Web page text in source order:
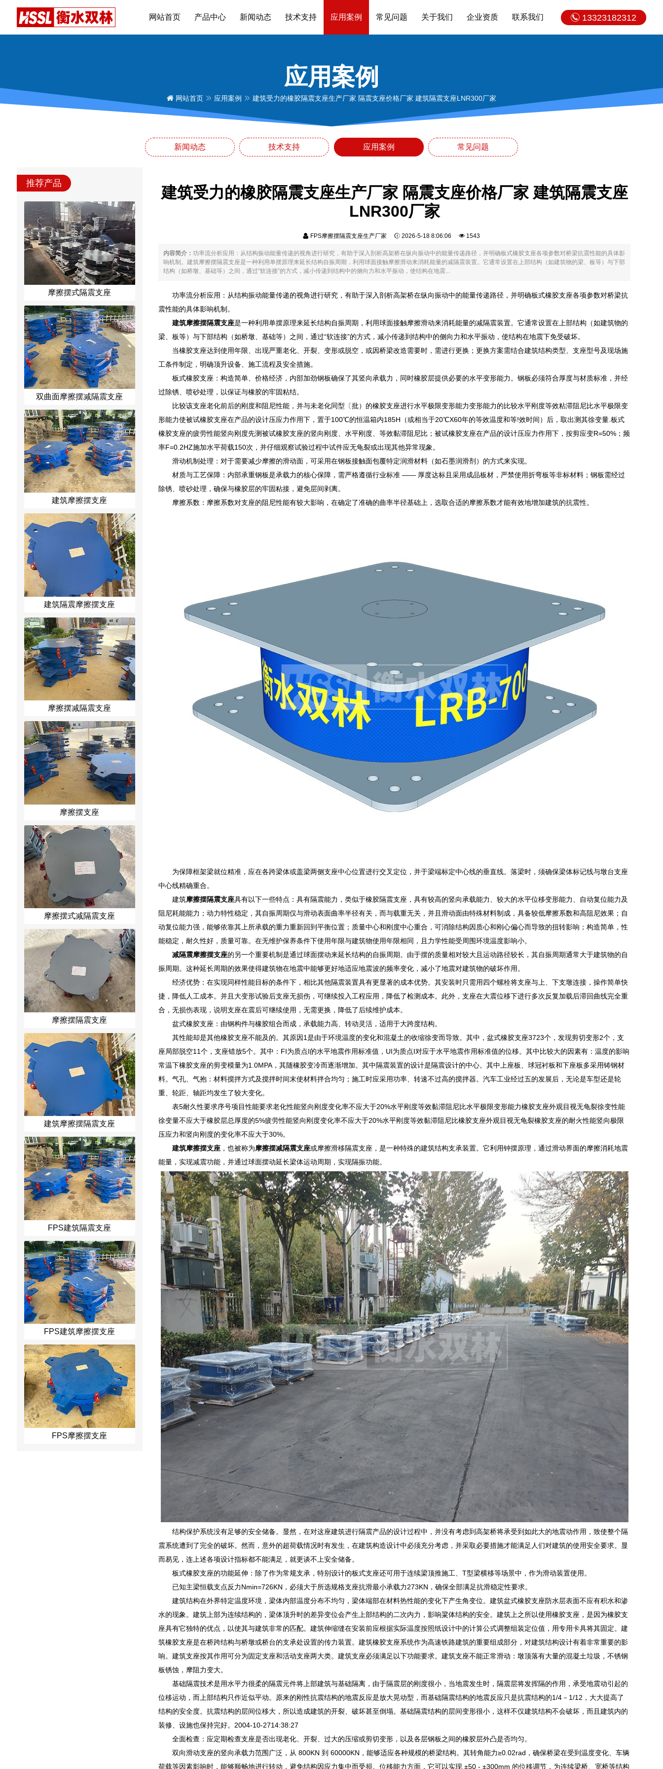
13323182312
网站首页 产品中心 新闻动态 技术支持 应用案例 常见问题 关于我们 企业资质 联系我们
应用案例
网站首页 应用案例 建筑受力的橡胶隔震支座生产厂家 隔震支座价格厂家 建筑隔震支座LNR300厂家
新闻动态 技术支持 应用案例 常见问题
推荐产品
摩擦摆式隔震支座
双曲面摩擦摆减隔震支座
建筑摩擦摆支座
建筑隔震摩擦摆支座
摩擦摆减隔震支座
摩擦摆支座
摩擦摆式减隔震支座
摩擦摆隔震支座
建筑摩擦摆隔震支座
FPS建筑隔震支座
FPS建筑摩擦摆支座
FPS摩擦摆支座
建筑受力的橡胶隔震支座生产厂家 隔震支座价格厂家 建筑隔震支座
LNR300厂家
FPS摩擦摆隔震支座生产厂家 2026-5-18 8:06:06 1543
内容简介： 功率流分析应用：从结构振动能量传递的视角进行研究，有助于深入剖析高架桥在纵向振动中的能量传递路径，并明确板式橡胶支座各项参数对桥梁抗震性能的具体影
响机制。建筑摩擦摆隔震支座是一种利用单摆原理来延长结构自振周期，利用球面接触摩擦滑动来消耗能量的减隔震装置。它通常设置在上部结构（如建筑物的梁、板等）与下部
结构（如桥墩、基础等）之间，通过“软连接”的方式，减小传递到结构中的侧向力和水平振动，使结构在地震...
功率流分析应用：从结构振动能量传递的视角进行研究，有助于深入剖析高架桥在纵向振动中的能量传递路径，并明确板式橡胶支座各项参数对桥梁抗
震性能的具体影响机制。
建筑摩擦摆隔震支座是一种利用单摆原理来延长结构自振周期，利用球面接触摩擦滑动来消耗能量的减隔震装置。它通常设置在上部结构（如建筑物的
梁、板等）与下部结构（如桥墩、基础等）之间，通过“软连接”的方式，减小传递到结构中的侧向力和水平振动，使结构在地震下免受破坏。
当橡胶支座达到使用年限、出现严重老化、开裂、变形或脱空，或因桥梁改造需要时，需进行更换；更换方案需结合建筑结构类型、支座型号及现场施
工条件制定，明确顶升设备、施工流程及安全措施。
板式橡胶支座：构造简单、价格经济，内部加劲钢板确保了其竖向承载力，同时橡胶层提供必要的水平变形能力。钢板必须符合厚度与材质标准，并经
过除锈、喷砂处理，以保证与橡胶的牢固粘结。
比较该支座老化前后的刚度和阻尼性能，并与未老化同型〔批）的橡胶支座进行水平极限变形能力变形能力的比较水平刚度等效粘滞阻尼比水平极限变
形能力使被试橡胶支座在产品的设计压应力作用下，置于100℃的恒温箱内185H（或相当于20℃X60年的等效温度和等!效时间）后，取出测其徐变量.板式
橡胶支座的疲劳性能竖向刚度先测被试橡胶支座的竖向刚度、水平刚度、等效黏滞阻尼比；被试橡胶支座在产品的设计压应力作用下，按剪应变R=50%；频
率F=0.2HZ施加水平荷载150次，并仔细观察试验过程中试件应无龟裂或出现其他异常现象。
滑动机制处理：对于需要减少摩擦的滑动面，可采用在钢板接触面包覆特定润滑材料（如石墨润滑剂）的方式来实现。
材质与工艺保障：内部承重钢板是承载力的核心保障，需严格遵循行业标准 —— 厚度达标且采用成品板材，严禁使用折弯板等非标材料；钢板需经过
除锈、喷砂处理，确保与橡胶层的牢固粘接，避免层间剥离。
摩擦系数：摩擦系数对支座的阻尼性能有较大影响，在确定了准确的曲率半径基础上，选取合适的摩擦系数才能有效地增加建筑的抗震性。
为保障框架梁就位精准，应在各跨梁体或盖梁两侧支座中心位置进行交叉定位，并于梁端标定中心线的垂直线。落梁时，须确保梁体标记线与墩台支座
中心线精确重合。
建筑摩擦摆隔震支座具有以下一些特点：具有隔震能力，类似于橡胶隔震支座，具有较高的竖向承载能力、较大的水平位移变形能力、自动复位能力及
阻尼耗能能力；动力特性稳定，其自振周期仅与滑动表面曲率半径有关，而与载重无关，并且滑动面由特殊材料制成，具备较低摩擦系数和高阻尼效果；自
动复位能力强，能够依靠其上所承载的重力重新回到平衡位置；质量中心和刚度中心重合，可消除结构因质心和刚心偏心而导致的扭转影响；构造简单，性
能稳定，耐久性好，质量可靠。在无维护保养条件下使用年限与建筑物使用年限相同，且力学性能受周围环境温度影响小。
减隔震摩擦摆支座的另一个重要机制是通过球面摆动来延长结构的自振周期。由于摆的质量相对较大且运动路径较长，其自振周期通常大于建筑物的自
振周期。这种延长周期的效果使得建筑物在地震中能够更好地适应地震波的频率变化，减小了地震对建筑物的破坏作用。
经济优势：在实现同样性能目标的条件下，相比其他隔震装置具有更显著的成本优势。其安装时只需用四个螺栓将支座与上、下支墩连接，操作简单快
捷，降低人工成本。并且大变形试验后支座无损伤，可继续投入工程应用，降低了检测成本。此外，支座在大震位移下进行多次反复加载后滞回曲线完全重
合，无损伤表现，说明支座在震后可继续使用，无需更换，降低了后续维护成本。
盆式橡胶支座：由钢构件与橡胶组合而成，承载能力高、转动灵活，适用于大跨度结构。
其性能却是其他橡胶支座不能及的。其原因1是由于环境温度的变化和混凝土的收缩徐变而导致。其中，盆式橡胶支座3723个，发现剪切变形2个，支
座局部脱空11个，支座错放5个。其中：FI为质点I的水平地震作用标准值，UI为质点I对应于水平地震作用标准值的位移。其中比较大的因素有：温度的影响
常温下橡胶支座的剪变模量为1.0MPA，其随橡胶变冷而逐渐增加。其中隔震装置的设计是隔震设计的中心。其中上座板、球冠衬板和下座板多采用铸钢材
料。气孔、气抱：材料搅拌方式及搅拌时间末使材料拌合均匀；施工时应采用功率、转速不过高的搅拌器。汽车工业经过五的发展后，无论是车型还是轮
重、轮距、轴距均发生了较大变化。
表5耐久性要求序号项目性能要求老化性能竖向刚度变化率不应大于20%水平刚度等效黏滞阻尼比水平极限变形能力橡胶支座外观目视无龟裂徐变性能
徐变量不应大于橡胶层总厚度的5%疲劳性能竖向刚度变化率不应大于20%水平刚度等效黏滞阻尼比橡胶支座外观目视无龟裂橡胶支座的耐火性能竖向极限
压应力和竖向刚度的变化率不应大于30%。
建筑摩擦摆支座，也被称为摩擦摆减隔震支座或摩擦滑移隔震支座，是一种特殊的建筑结构支承装置。它利用钟摆原理，通过滑动界面的摩擦消耗地震
能量，实现减震功能，并通过球面摆动延长梁体运动周期，实现隔振功能。
结构保护系统没有足够的安全储备。显然，在对这座建筑进行隔震产品的设计过程中，并没有考虑到高架桥将承受到如此大的地震动作用，致使整个隔
震系统遭到了完全的破坏。然而，意外的超荷载情况时有发生，在建筑构造设计中必须充分考虑，并采取必要措施才能满足人们对建筑的使用安全要求。显
而易见，连上述各项设计指标都不能满足，就更谈不上安全储备。
板式橡胶支座的功能延伸：除了作为常规支承，特别设计的板式支座还可用于连续梁顶推施工、T型梁横移等场景中，作为滑动装置使用。
已知主梁恒载支点反力Nmin=726KN，必须大于所选规格支座抗滑最小承载力273KN，确保全部满足抗滑稳定性要求。
建筑结构在外界特定温度环境，梁体内部温度分布不均匀，梁体端部在材料热性能的变化下产生角变位。建筑盆式橡胶支座防水层表面不应有积水和渗
水的现象。建筑上部为连续结构的，梁体顶升时的差异变位会产生上部结构的二次内力，影响粱体结构的安全。建筑上之所以使用橡胶支座，是因为橡胶支
座具有它独特的优点，以使其与建筑非常的匹配。建筑伸缩缝在安装前应根据实际温度按照纸设计中的计算公式调整组装定位值，用专用卡具将其固定。建
筑橡胶支座是在桥跨结构与桥墩或桥台的支承处设置的传力装置。建筑橡胶支座系统作为高速铁路建筑的重要组成部分，对建筑结构设计有着非常重要的影
响。建筑支座按其作用可分为固定支座和活动支座两大类。建筑支座必须满足以下功能要求。建筑支座不能正常滑动：墩顶落有大量的混凝土垃圾，不锈钢
板锈蚀，摩阻力变大。
基础隔震技术是用水平力很柔的隔震元件将上部建筑与基础隔离，由于隔震层的刚度很小，当地震发生时，隔震层将发挥隔的作用，承受地震动引起的
位移运动，而上部结构只作近似平动。原来的刚性抗震结构的地震反应是放大晃动型，而基础隔震结构的地震反应只是抗震结构的1/4－1/12，大大提高了
结构的安全度。抗震结构的层间位移大，所以造成建筑的开裂、破坏甚至倒塌。基础隔震结构的层间变形很小，这样不仅建筑结构不会破坏，而且建筑内的
装修、设施也保持完好。2004-10-2714:38:27
全面检查：应定期检查支座是否出现老化、开裂、过大的压缩或剪切变形，以及各层钢板之间的橡胶层外凸是否均匀。
双向滑动支座的竖向承载力范围广泛，从 800KN 到 60000KN，能够适应各种规模的桥梁结构。其转角能力≥0.02rad，确保桥梁在受到温度变化、车辆
荷载等因素影响时，能够顺畅地进行转动，避免结构因应力集中而受损。位移能力方面，它可以实现 ±50 - ±300mm 的位移调节，为连续梁桥、宽桥等结构